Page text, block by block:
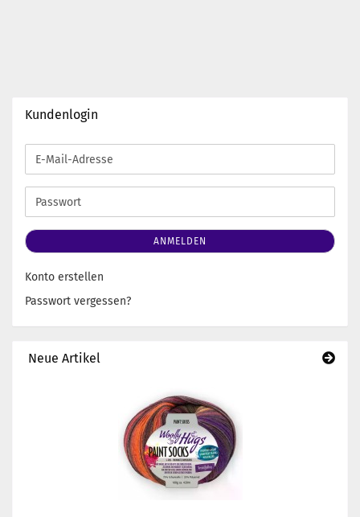
Kundenlogin
E-
Mail-
Adresse
Passwort
ANMELDEN
Konto erstellen
Passwort vergessen?
Neue Artikel